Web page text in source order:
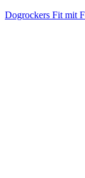
Dogrockers Fit mit